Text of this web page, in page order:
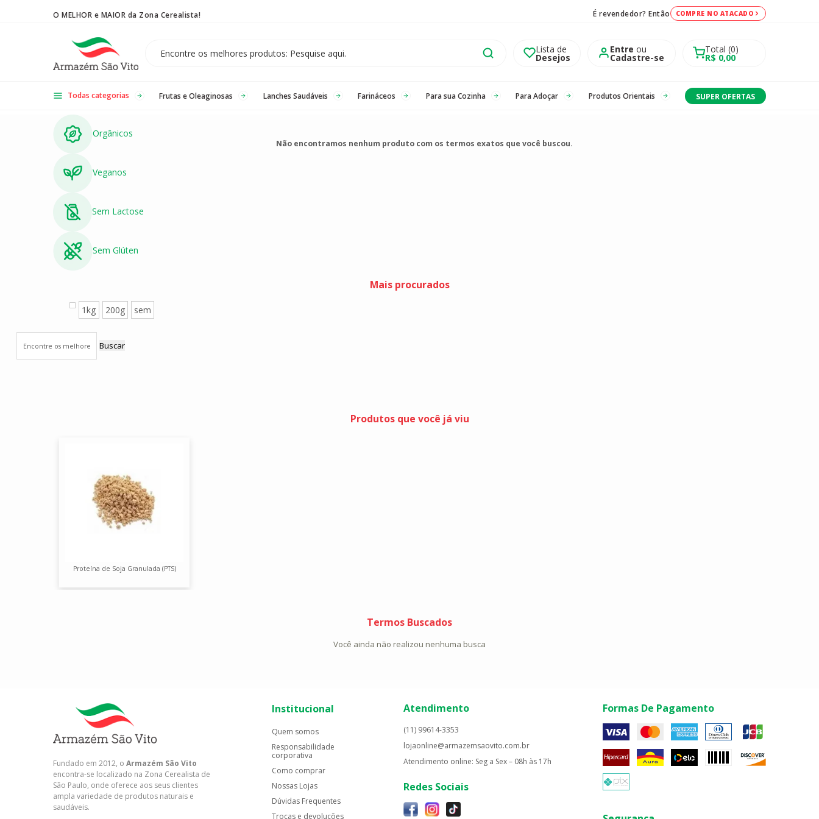
O MELHOR e MAIOR da Zona Cerealista!
É revendedor? Então COMPRE NO ATACADO
Lista de
Desejos
Entre ou
Cadastre-se
Total 0
R$ 0,00
Todas categorias Frutas e Oleaginosas Lanches Saudáveis Farináceos Para sua Cozinha Para Adoçar Produtos Orientais SUPER OFERTAS
Orgânicos
Veganos
Sem Lactose
Sem Glúten
Não encontramos nenhum produto com os termos exatos que você buscou.
Mais procurados
1kg 200g sem
Buscar
Produtos que você já viu
Proteína de Soja Granulada (PTS)
Termos Buscados
Você ainda não realizou nenhuma busca
Fundado em 2012, o Armazém São Vito
encontra-se localizado na Zona Cerealista de
São Paulo, onde oferece aos seus clientes
ampla variedade de produtos naturais e
saudáveis.
Institucional
Quem somos
Responsabilidade
corporativa
Como comprar
Nossas Lojas
Dúvidas Frequentes
Trocas e devoluções
Atendimento
(11) 99614-3353
lojaonline@armazemsaovito.com.br
Atendimento online: Seg a Sex – 08h às 17h
Redes Sociais
Formas De Pagamento